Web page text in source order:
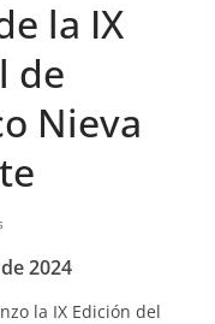
la IX
de
Nieva
2024
la IX Edición del